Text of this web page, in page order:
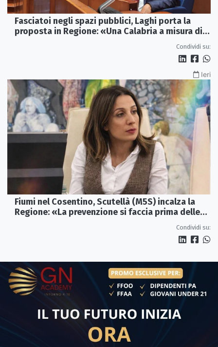
Fasciatoi negli spazi pubblici, Laghi porta la
proposta in Regione: «Una Calabria a misura di
Condividi su:
Ieri
Fiumi nel Cosentino, Scutellà (M5S) incalza la
Regione: «La prevenzione si faccia prima delle
Condividi su: